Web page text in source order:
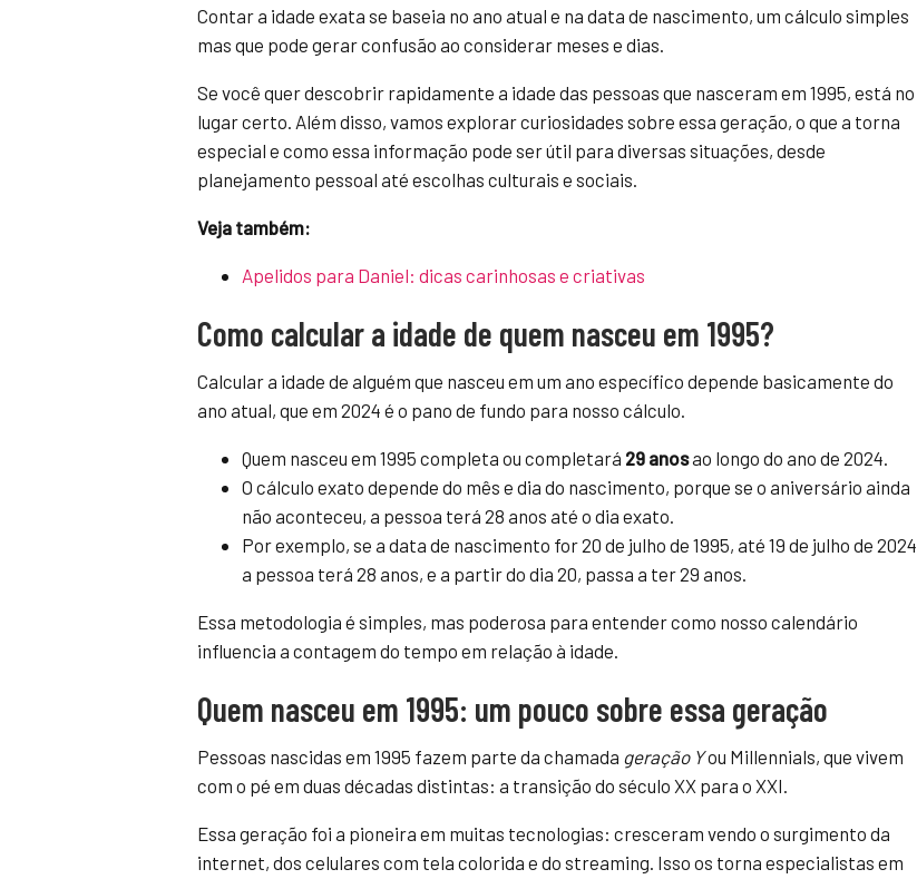
Contar a idade exata se baseia no ano atual e na data de nascimento, um cálculo simples
mas que pode gerar confusão ao considerar meses e dias.
Se você quer descobrir rapidamente a idade das pessoas que nasceram em 1995, está no
lugar certo. Além disso, vamos explorar curiosidades sobre essa geração, o que a torna
especial e como essa informação pode ser útil para diversas situações, desde
planejamento pessoal até escolhas culturais e sociais.
Veja também:
Apelidos para Daniel: dicas carinhosas e criativas
Como calcular a idade de quem nasceu em 1995?
Calcular a idade de alguém que nasceu em um ano específico depende basicamente do
ano atual, que em 2024 é o pano de fundo para nosso cálculo.
Quem nasceu em 1995 completa ou completará 29 anosao longo do ano de 2024.
O cálculo exato depende do mês e dia do nascimento, porque se o aniversário ainda
não aconteceu, a pessoa terá 28 anos até o dia exato.
Por exemplo, se a data de nascimento for 20 de julho de 1995, até 19 de julho de 2024
a pessoa terá 28 anos, e a partir do dia 20, passa a ter 29 anos.
Essa metodologia é simples, mas poderosa para entender como nosso calendário
influencia a contagem do tempo em relação à idade.
Quem nasceu em 1995: um pouco sobre essa geração
Pessoas nascidas em 1995 fazem parte da chamada geração You Millennials, que vivem
com o pé em duas décadas distintas: a transição do século XX para o XXI.
Essa geração foi a pioneira em muitas tecnologias: cresceram vendo o surgimento da
internet, dos celulares com tela colorida e do streaming. Isso os torna especialistas em